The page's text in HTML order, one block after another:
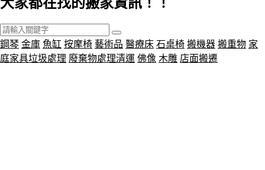
鋼琴 金庫 魚缸 按摩椅 藝術品 醫療床 石桌椅 搬機器 搬重物 家
庭家具垃圾處理 廢棄物處理清運 佛像 木雕 店面搬遷